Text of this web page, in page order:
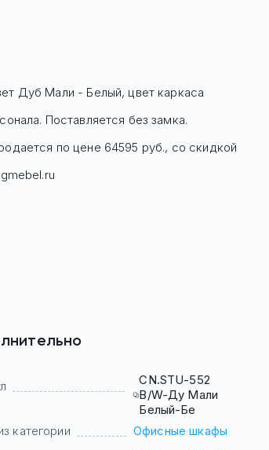
Дуб Мали - Белый, цвет каркаса
Поставляется без замка.
по цене 64595 руб., со скидкой
CN.STU-552
B/W-Ду Мали
Белый-Бе
категории
Офисные шкафы